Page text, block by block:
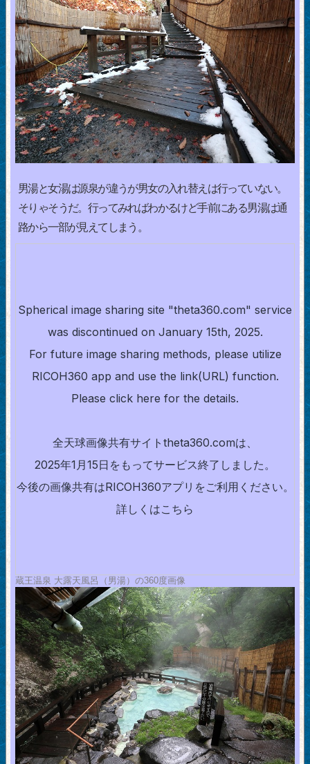
男湯と女湯は源泉が違うが男女の入れ替えは行っていない。
そりゃそうだ。行ってみればわかるけど手前にある男湯は通
路から一部が見えてしまう。
蔵王温泉 大露天風呂（男湯）の360度画像